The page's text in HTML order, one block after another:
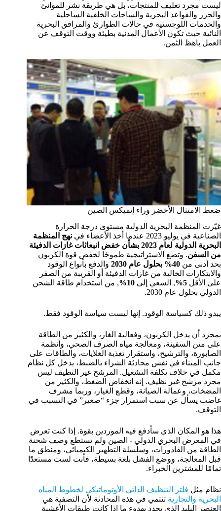
ليست مجرد تغليف للمنتجات، بل هي طريقة نشر للموانئ
والجزر والقواعد البحرية والساحات الخلفية الساحلية
والخدمات اللوجستية في حالات الطوارئ والمرافق البحرية
النائية حيث تكون الأعمال المدنية بطيئة ووقت التوقف عن
العمل باهظ الثمن.
ضغط الامتثال الأخضر وراء إنميكس الصين
غيّرت المنظمة البحرية الدولية مستوى درجة الحرارة
الصناعية في يوليو 2023 عندما أخذ الأعضاء في
نهج المنظمة
البحرية الدولية لعام 2023 بشأن خفض انبعاثات غازات الدفيئة
من السفن. وتضع الاستراتيجية طموحًا لخفض قوة الكربون
بحد أدنى من 40% بحلول عام 2030
والدفع بأنواع الوقود
والابتكارات الخالية من غازات الدفيئة أو القريبة من الصفر
على الأقل 5% , السعي إلى 10%
, من استخدام طاقة الشحن
الدولي بحلول عام 2030.
يبدو ذلك كسياسة الوقود. إنها ليست سياسة الوقود فقط.
بمجرد أن يدخل الكربون، وفعالية الغاز، والكثير من الطاقة
على متن السفينة، ومعالجة مياه الصرف الصحي، وأنظمة
الصابورة، والترشيح، واستقرار تغذية الغلايات، والطاقات على
جانب الميناء في نفس محادثة الشراء بالضبط، يدخل كل نظام
مكمل في خلاف تكلفة التشغيل. المرشح غير النظيف ليس
مجرد مرشح غير نظيف. إنه انخفاض الضغط، والكثير من
المضخات، وعمالة الصيانة، وقطع الغيار، وربما مشرف
غاضب يسأل عن سبب استمرار جزء “صغير” في التسبب في
التوقف.
هذا هو المكان الذي سأدفع فيه الموردين بقوة. إذا كنت تعرض
في المعرض البحري الدولي - الصين ولم تستطع وصف شحنة
الطاقة من القاذورات، وسلسلة التطهير الكيميائي، ومنطق ما
قبل المعالجة، ووضع الفشل بلغة بسيطة، فأنت لست مستعدًا
تمامًا للمشترين الخبراء.
نظام مثل فلتر التنظيف الذاتي الأوتوماتيكي لخطوط المياه
البحرية والتجارية تنتمي في هذه المحادثة لأن التصفية هي
العنصر البليد الذي يحدد بهدوء ما إذا كانت طبقات الأغشية